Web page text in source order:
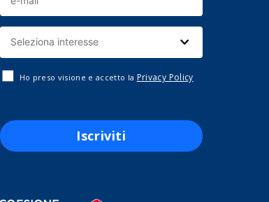
Ho preso visione e accetto la Privacy Policy
Iscriviti